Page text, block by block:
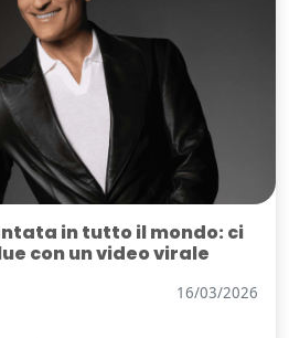
in tutto il mondo: ci
con un video virale
16/03/2026